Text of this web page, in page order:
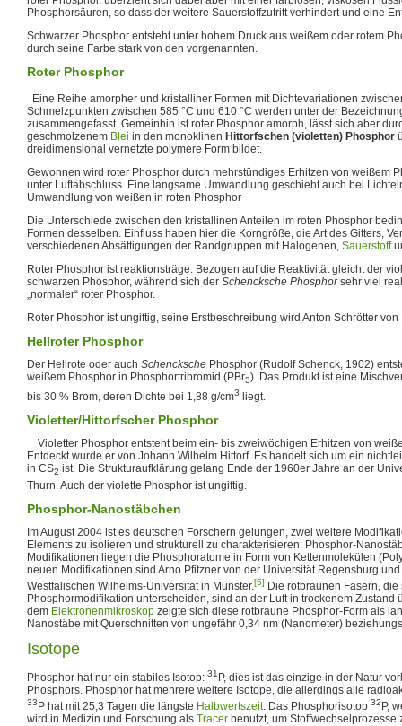
Phosphorsäuren, so dass der weitere Sauerstoffzutritt verhindert und eine
Schwarzer Phosphor entsteht unter hohem Druck aus weißem oder rotem
durch seine Farbe stark von den vorgenannten.
Roter Phosphor
Eine Reihe amorpher und kristalliner Formen mit Dichtevariationen
Schmelzpunkten zwischen 585 °C und 610 °C werden unter der
zusammengefasst. Gemeinhin ist roter Phosphor amorph, lässt sich aber
geschmolzenem Blei in den monoklinen Hittorfschen (violetten) Phosphor
dreidimensional vernetzte polymere Form bildet.
Gewonnen wird roter Phosphor durch mehrstündiges Erhitzen von weißem
unter Luftabschluss. Eine langsame Umwandlung geschieht auch bei
Umwandlung von weißen in roten Phosphor
Die Unterschiede zwischen den kristallinen Anteilen im roten Phosphor
Formen desselben. Einfluss haben hier die Korngröße, die Art des Gitters,
verschiedenen Absättigungen der Randgruppen mit Halogenen, Sauerstoff
Roter Phosphor ist reaktionsträge. Bezogen auf die Reaktivität gleicht der
schwarzen Phosphor, während sich der Schencksche Phosphorsehr viel
„normaler“ roter Phosphor.
Roter Phosphor ist ungiftig, seine Erstbeschreibung wird Anton Schrötter
Hellroter Phosphor
Der Hellrote oder auch Schencksche Phosphor (Rudolf Schenck, 1902)
weißem Phosphor in Phosphortribromid (PBr3). Das Produkt ist eine
bis 30 % Brom, deren Dichte bei 1,88 g/cm3 liegt.
Violetter/Hittorfscher Phosphor
Violetter Phosphor entsteht beim ein- bis zweiwöchigen Erhitzen von
Entdeckt wurde er von Johann Wilhelm Hittorf. Es handelt sich um ein
in CS2 ist. Die Strukturaufklärung gelang Ende der 1960er Jahre an der
Thurn. Auch der violette Phosphor ist ungiftig.
Phosphor-Nanostäbchen
Im August 2004 ist es deutschen Forschern gelungen, zwei weitere
Elements zu isolieren und strukturell zu charakterisieren: Phosphor-
Modifikationen liegen die Phosphoratome in Form von Kettenmolekülen
neuen Modifikationen sind Arno Pfitzner von der Universität Regensburg
Westfälischen Wilhelms-Universität in Münster.[5] Die rotbraunen Fasern,
Phosphormodifikation unterscheiden, sind an der Luft in trockenem Zustand
dem Elektronenmikroskop zeigte sich diese rotbraune Phosphor-Form als
Nanostäbe mit Querschnitten von ungefähr 0,34 nm (Nanometer)
Isotope
Phosphor hat nur ein stabiles Isotop: 31 P, dies ist das einzige in der Natur
Phosphors. Phosphor hat mehrere weitere Isotope, die allerdings alle
33P hat mit 25,3 Tagen die längste Halbwertszeit. Das Phosphorisotop 32P,
wird in Medizin und Forschung als Tracer benutzt, um Stoffwechselprozesse